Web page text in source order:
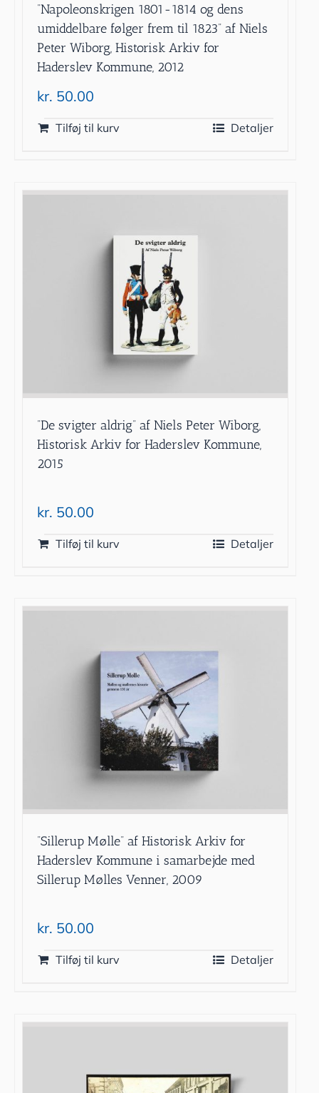
”Napoleonskrigen 1801-1814 og dens
umiddelbare følger frem til 1823” af Niels
Peter Wiborg, Historisk Arkiv for
Haderslev Kommune, 2012
kr. 50.00
Tilføj til kurv Detaljer
”De svigter aldrig” af Niels Peter Wiborg,
Historisk Arkiv for Haderslev Kommune,
2015
kr. 50.00
Tilføj til kurv Detaljer
”Sillerup Mølle” af Historisk Arkiv for
Haderslev Kommune i samarbejde med
Sillerup Mølles Venner, 2009
kr. 50.00
Tilføj til kurv Detaljer